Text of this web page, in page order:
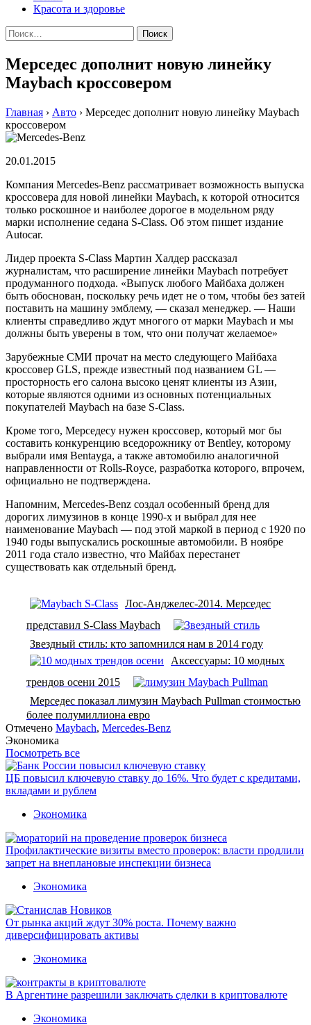
Красота и здоровье
Найти:
Мерседес дополнит новую линейку
Maybach кроссовером
Главная › Авто › Мерседес дополнит новую линейку Maybach
кроссовером
20.01.2015
Компания Mercedes-Benz рассматривает возможность выпуска
кроссовера для новой линейки Maybach, к которой относится
только роскошное и наиболее дорогое в модельном ряду
марки исполнение седана S-Class. Об этом пишет издание
Autocar.
Лидер проекта S-Class Мартин Халдер рассказал
журналистам, что расширение линейки Maybach потребует
продуманного подхода. «Выпуск любого Майбаха должен
быть обоснован, поскольку речь идет не о том, чтобы без затей
поставить на машину эмблему, — сказал менеджер. — Наши
клиенты справедливо ждут многого от марки Maybach и мы
должны быть уверены в том, что они получат желаемое»
Зарубежные СМИ прочат на место следующего Майбаха
кроссовер GLS, прежде известный под названием GL —
просторность его салона высоко ценят клиенты из Азии,
которые являются одними из основных потенциальных
покупателей Maybach на базе S-Class.
Кроме того, Мерседесу нужен кроссовер, который мог бы
составить конкуренцию вседорожнику от Bentley, которому
выбрали имя Bentayga, а также автомобилю аналогичной
направленности от Rolls-Royce, разработка которого, впрочем,
официально не подтверждена.
Напомним, Mercedes-Benz создал особенный бренд для
дорогих лимузинов в конце 1990-х и выбрал для нее
наименование Maybach — под этой маркой в период с 1920 по
1940 годы выпускались роскошные автомобили. В ноябре
2011 года стало известно, что Майбах перестанет
существовать как отдельный бренд.
Лос-Анджелес-2014. Мерседес
представил S-Class Maybach
Звездный стиль: кто запомнился нам в 2014 году
Аксессуары: 10 модных
трендов осени 2015
Мерседес показал лимузин Maybach Pullman стоимостью
более полумиллиона евро
Отмечено Maybach, Mercedes-Benz
Экономика
Посмотреть все
ЦБ повысил ключевую ставку до 16%. Что будет с кредитами,
вкладами и рублем
Экономика
Профилактические визиты вместо проверок: власти продлили
запрет на внеплановые инспекции бизнеса
Экономика
От рынка акций ждут 30% роста. Почему важно
диверсифицировать активы
Экономика
В Аргентине разрешили заключать сделки в криптовалюте
Экономика